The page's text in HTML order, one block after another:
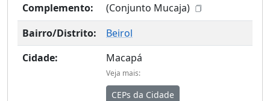
Complemento:
(Conjunto Mucaja)
Bairro/Distrito:
Beirol
Cidade:
Macapá
Veja mais:
CEPs da Cidade